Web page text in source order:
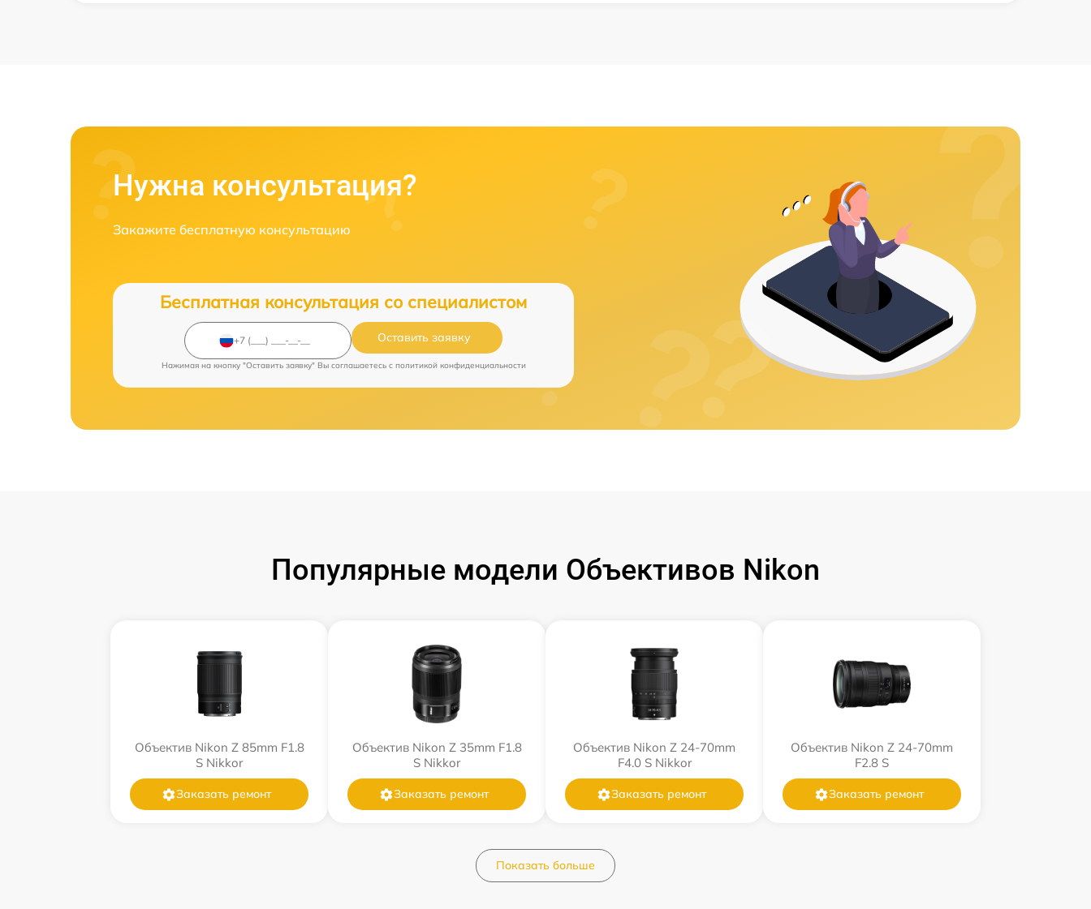
Нужна консультация?
Закажите бесплатную консультацию
Бесплатная консультация со специалистом
Оставить заявку
Нажимая на кнопку "Оставить заявку" Вы соглашаетесь c политикой конфиденциальности
Популярные модели Объективов Nikon
Объектив Nikon Z 85mm F1.8
S Nikkor
Заказать ремонт
Объектив Nikon Z 35mm F1.8
S Nikkor
Заказать ремонт
Объектив Nikon Z 24-70mm
F4.0 S Nikkor
Заказать ремонт
Объектив Nikon Z 24-70mm
F2.8 S
Заказать ремонт
Показать больше